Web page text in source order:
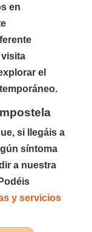
en
el
si llegáis a
síntoma
a nuestra
y servicios